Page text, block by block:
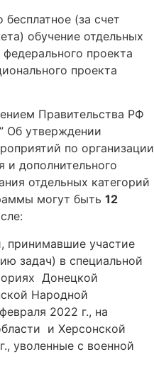
(за счет
обучение отдельных
проекта
проекта
Правительства РФ
Об утверждении
по организации
и дополнительного
отдельных категорий
могут быть 12
принимавшие участие
задач) в специальной
Донецкой
Народной
2022 г., на
и Херсонской
уволенные с военной